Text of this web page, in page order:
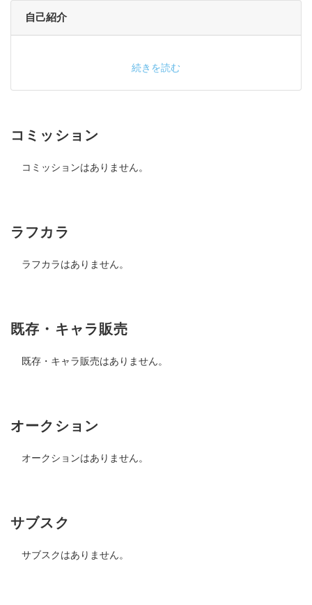
自己紹介
続きを読む
コミッション
コミッションはありません。
ラフカラ
ラフカラはありません。
既存・キャラ販売
既存・キャラ販売はありません。
オークション
オークションはありません。
サブスク
サブスクはありません。